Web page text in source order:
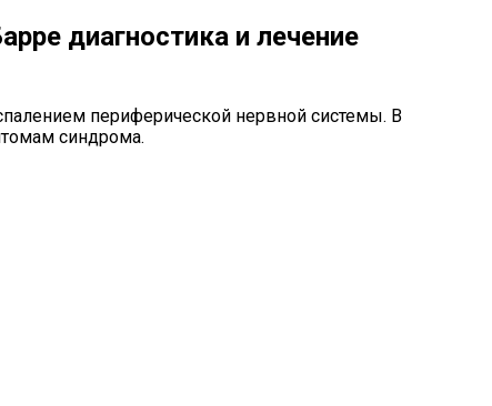
диагностика и лечение
периферической нервной системы. В
синдрома.